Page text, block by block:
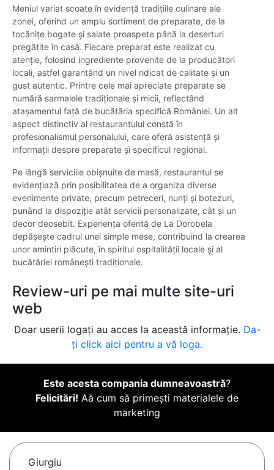
Meniul variat scoate în evidență tradițiile culinare ale
zonei, oferind un amplu sortiment de preparate, de la
tocănițe bogate și salate proaspete până la deserturi
pregătite în casă. Fiecare preparat este realizat cu
atenție, folosind ingrediente provenite de la producători
locali, astfel garantând un nivel ridicat de calitate și un
gust autentic. Printre cele mai apreciate preparate se
numără sarmalele tradiționale și micii, reflectând
atașamentul față de bucătăria specifică României. Un alt
aspect distinctiv al restaurantului constă în
profesionalismul personalului, care oferă asistență și
informații despre preparate și specificul regional.
Pe lângă serviciile obișnuite de masă, restaurantul se
evidențiază prin posibilitatea de a organiza diverse
evenimente private, precum petreceri, nunți și botezuri,
punând la dispoziție atât servicii personalizate, cât și un
decor deosebit. Experiența oferită de La Dorobela
depășește cadrul unei simple mese, contribuind la crearea
unor amintiri plăcute, în spiritul ospitalității locale și al
bucătăriei românești tradiționale.
Review-uri pe mai multe site-uri
web
Doar userii logați au acces la această informație. Da-
ți click aici pentru a vă loga.
Este acesta compania dumneavoastră?
Felicitări! Aă cum să primești materialele de
marketing
Giurgiu